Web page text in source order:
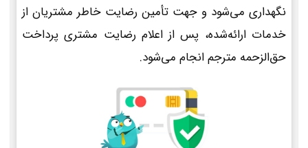
نگهداری می‌شود و جهت تأمین رضایت خاطر مشتریان از
خدمات ارائه‌شده، پس از اعلام رضایت مشتری پرداخت
حق‌الزحمه مترجم انجام می‌شود.